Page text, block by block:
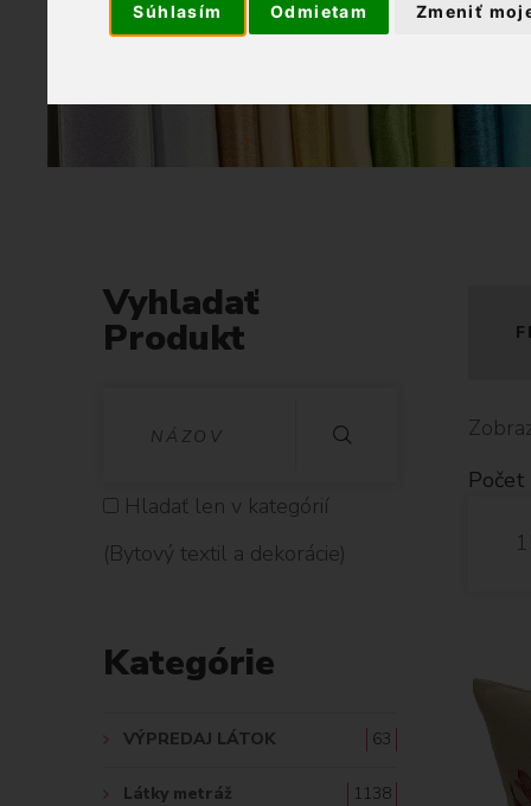
Súhlasím Odmietam Zmeniť
Vyhladať
Produkt
H
L
D
Ť
:
Hladať len v kategórií
(Bytový textil a dekorácie)
Kategórie
VÝPREDAJ LÁTOK 63
Látky metráž 1138